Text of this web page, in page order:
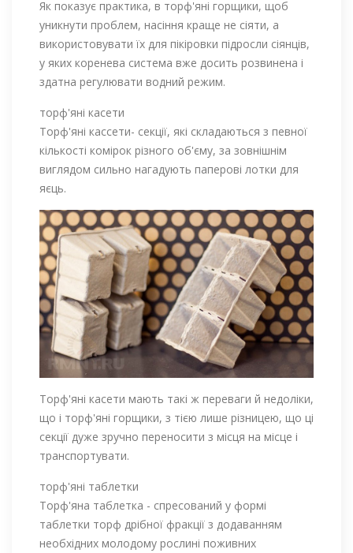
Як показує практика, в торф'яні горщики, щоб
уникнути проблем, насіння краще не сіяти, а
використовувати їх для пікіровки підросли сіянців,
у яких коренева система вже досить розвинена і
здатна регулювати водний режим.
торф'яні касети
Торф'яні кассети- секції, які складаються з певної
кількості комірок різного об'єму, за зовнішнім
виглядом сильно нагадують паперові лотки для
яєць.
Торф'яні касети мають такі ж переваги й недоліки,
що і торф'яні горщики, з тією лише різницею, що ці
секції дуже зручно переносити з місця на місце і
транспортувати.
торф'яні таблетки
Торф'яна таблетка - спресований у формі
таблетки торф дрібної фракції з додаванням
необхідних молодому рослині поживних